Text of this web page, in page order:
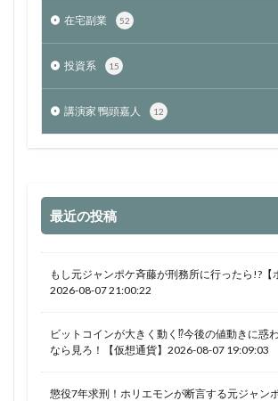
在宅副業 52
投資系 15
講演家 鴨頭嘉人 12
最近の投稿
もし元ジャンポケ斉藤が刑務所に行ったら!?【
2026-08-07 21:00:22
ビットコインが大きく動く⁉今後の値動きに惑
なら見ろ！【仮想通貨】2026-08-07 19:09:03
懲役7年求刑！ホリエモンが断言する元ジャン